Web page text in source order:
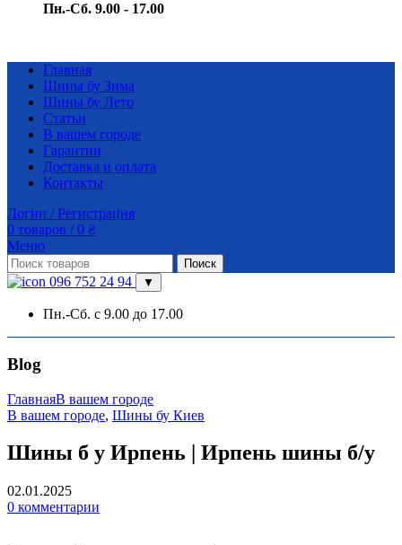
Пн.-Сб. 9.00 - 17.00
Главная
Шины бу Зима
Шины бу Лето
Статьи
В вашем городе
Гарантии
Доставка и оплата
Контакты
Логин / Регистрация
0 товаров / 0 ₴
Меню
Поиск
096 752 24 94 ▼
Пн.-Сб. с 9.00 до 17.00
Blog
ГлавнаяВ вашем городе
В вашем городе, Шины бу Киев
Шины б у Ирпень | Ирпень шины б/у
02.01.2025
0 комментарии